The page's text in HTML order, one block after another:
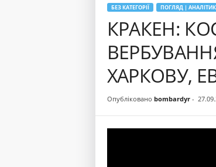
БЕЗ КАТЕГОРІЇ ПОГЛЯД |
КРАКЕН:
ХАРКОВУ,
Опубліковано bombardyr-